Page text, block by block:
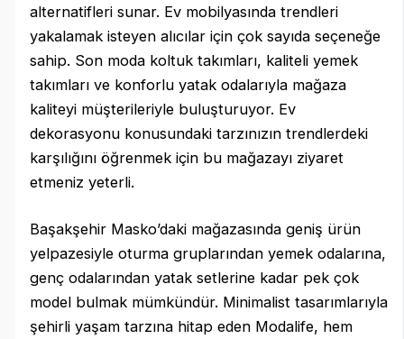
alternatifleri sunar. Ev mobilyasında trendleri
yakalamak isteyen alıcılar için çok sayıda seçeneğe
sahip. Son moda koltuk takımları, kaliteli yemek
takımları ve konforlu yatak odalarıyla mağaza
kaliteyi müşterileriyle buluşturuyor. Ev
dekorasyonu konusundaki tarzınızın trendlerdeki
karşılığını öğrenmek için bu mağazayı ziyaret
etmeniz yeterli.
Başakşehir Masko’daki mağazasında geniş ürün
yelpazesiyle oturma gruplarından yemek odalarına,
genç odalarından yatak setlerine kadar pek çok
model bulmak mümkündür. Minimalist tasarımlarıyla
şehirli yaşam tarzına hitap eden Modalife, hem